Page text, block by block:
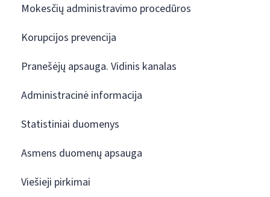
Mokesčių administravimo procedūros
Korupcijos prevencija
Pranešėjų apsauga. Vidinis kanalas
Administracinė informacija
Statistiniai duomenys
Asmens duomenų apsauga
Viešieji pirkimai